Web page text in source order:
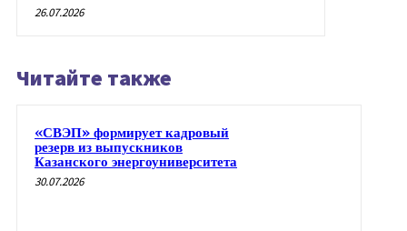
26.07.2026
Читайте также
«СВЭП» формирует кадровый
резерв из выпускников
Казанского энергоуниверситета
30.07.2026